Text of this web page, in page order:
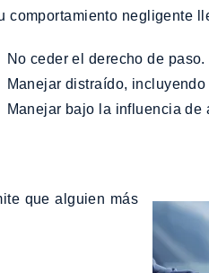
negligente
No ceder el derecho de paso.
Manejar distraído,
Manejar bajo la influencia
que alguien más